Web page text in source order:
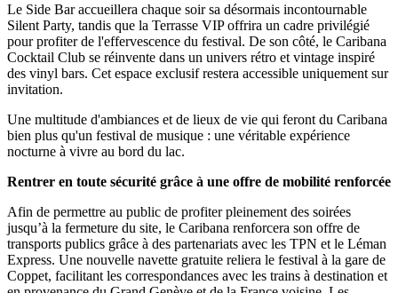
Le Side Baraccueillera chaque soir sa désormais incontournable
Silent Party, tandis que la Terrasse VIPoffrira un cadre privilégié
pour profiter de l'effervescence du festival. De son côté, le Caribana
Cocktail Club se réinvente dans un univers rétro et vintage inspiré
des vinyl bars. Cet espace exclusif restera accessible uniquement sur
invitation.
Une multitude d'ambiances et de lieux de vie qui feront du Caribana
bien plus qu'un festival de musique : une véritable expérience
nocturne à vivre au bord du lac.
Rentrer en toute sécurité grâce à une offre de mobilité renforcée
Afin de permettre au public de profiter pleinement des soirées
jusqu’à la fermeture du site, le Caribana renforcera son offre de
transports publics grâce à des partenariats avec les TPN et le Léman
Express. Une nouvelle navette gratuite reliera le festival à la gare de
Coppet, facilitant les correspondances avec les trains à destination et